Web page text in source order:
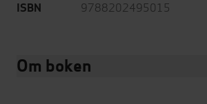
ISBN 9788202495015
Om boken